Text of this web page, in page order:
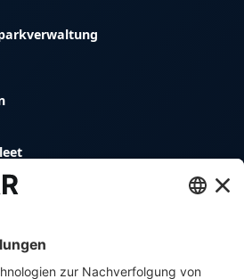
Software
Software